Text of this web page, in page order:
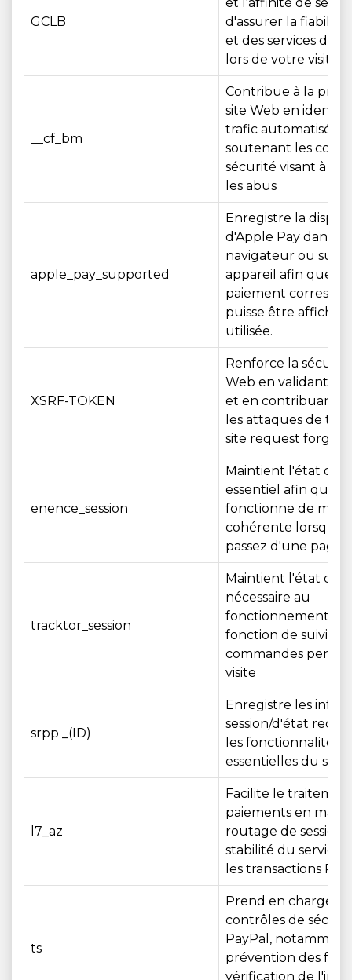
GCLB
d'assurer la fiabilité
et des services du
lors de votre visite
__cf_bm
Contribue à la
site Web en
trafic automatisé et
soutenant les
sécurité visant à
les abus
apple_pay_supported
Enregistre la
d'Apple Pay dans
navigateur ou sur
appareil afin que
paiement
puisse être
utilisée.
XSRF-TOKEN
Renforce la
Web en validant
et en contribuant à
les attaques de
site request forgery
enence_session
Maintient l'état de
essentiel afin que
fonctionne de
cohérente lorsque
passez d'une page
tracktor_session
Maintient l'état de
nécessaire au
fonctionnement de
fonction de suivi des
commandes
visite
srpp _(ID)
Enregistre les
session/d'état
les fonctionnalités
essentielles du site
l7_az
Facilite le
paiements en
routage de session
stabilité du service
les transactions
ts
Prend en charge
contrôles de
PayPal,
prévention des
vérification de